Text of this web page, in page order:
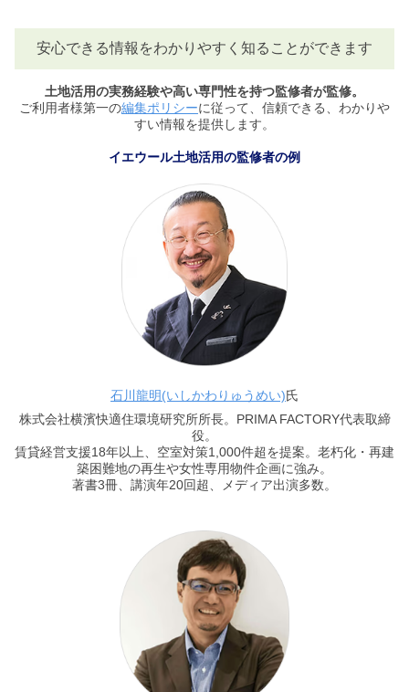
安心できる情報をわかりやすく知ることができます
土地活用の実務経験や高い専門性を持つ監修者が監修。
ご利用者様第一の編集ポリシーに従って、信頼できる、わかりや
すい情報を提供します。
イエウール土地活用の監修者の例
石川龍明(いしかわりゅうめい)氏
株式会社横濱快適住環境研究所所長。PRIMA FACTORY代表取締
役。
賃貸経営支援18年以上、空室対策1,000件超を提案。老朽化・再建
築困難地の再生や女性専用物件企画に強み。
著書3冊、講演年20回超、メディア出演多数。